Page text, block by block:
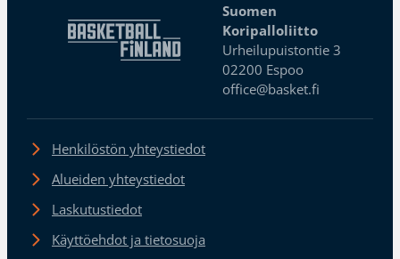
Suomen
Koripalloliitto
Urheilupuistontie 3
02200 Espoo
office@basket.fi
Henkilöstön yhteystiedot
Alueiden yhteystiedot
Laskutustiedot
Käyttöehdot ja tietosuoja